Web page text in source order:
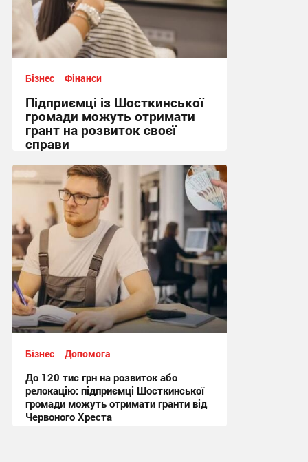
Бізнес Фінанси
Підприємці із Шосткинської
громади можуть отримати
грант на розвиток своєї
справи
13:04, 11.07.2026
Бізнес Допомога
До 120 тис грн на розвиток або
релокацію: підприємці Шосткинської
громади можуть отримати гранти від
Червоного Хреста